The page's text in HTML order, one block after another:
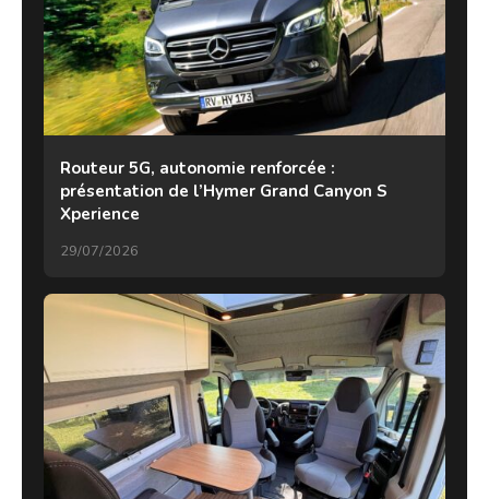
Routeur 5G, autonomie renforcée :
présentation de l’Hymer Grand Canyon S
Xperience
29/07/2026